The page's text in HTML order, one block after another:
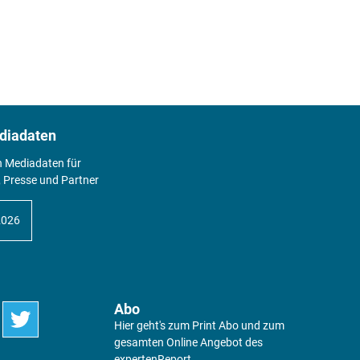
Mediadaten für
Presse und Partner
Abo
Hier geht's zum Print Abo und zum
gesamten Online Angebot des